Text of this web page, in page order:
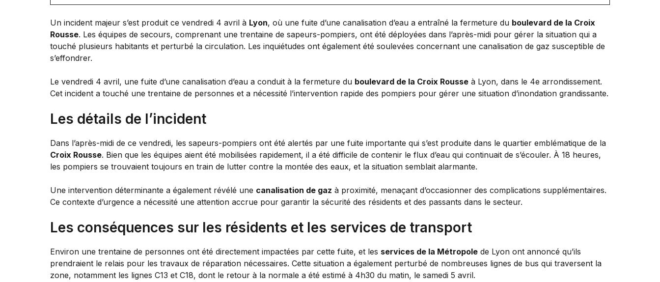
Un incident majeur s’est produit ce vendredi 4 avril à Lyon, où une fuite d’une canalisation d’eau a entraîné la fermeture du boulevard de la Croix
Rousse. Les équipes de secours, comprenant une trentaine de sapeurs-pompiers, ont été déployées dans l’après-midi pour gérer la situation qui a
touché plusieurs habitants et perturbé la circulation. Les inquiétudes ont également été soulevées concernant une canalisation de gaz susceptible de
s’effondrer.
Le vendredi 4 avril, une fuite d’une canalisation d’eau a conduit à la fermeture du boulevard de la Croix Rousse à Lyon, dans le 4e arrondissement.
Cet incident a touché une trentaine de personnes et a nécessité l’intervention rapide des pompiers pour gérer une situation d’inondation grandissante.
Les détails de l’incident
Dans l’après-midi de ce vendredi, les sapeurs-pompiers ont été alertés par une fuite importante qui s’est produite dans le quartier emblématique de la
Croix Rousse. Bien que les équipes aient été mobilisées rapidement, il a été difficile de contenir le flux d’eau qui continuait de s’écouler. À 18 heures,
les pompiers se trouvaient toujours en train de lutter contre la montée des eaux, et la situation semblait alarmante.
Une intervention déterminante a également révélé une canalisation de gaz à proximité, menaçant d’occasionner des complications supplémentaires.
Ce contexte d’urgence a nécessité une attention accrue pour garantir la sécurité des résidents et des passants dans le secteur.
Les conséquences sur les résidents et les services de transport
Environ une trentaine de personnes ont été directement impactées par cette fuite, et les services de la Métropole de Lyon ont annoncé qu’ils
prendraient le relais pour les travaux de réparation nécessaires. Cette situation a également perturbé de nombreuses lignes de bus qui traversent la
zone, notamment les lignes C13 et C18, dont le retour à la normale a été estimé à 4h30 du matin, le samedi 5 avril.